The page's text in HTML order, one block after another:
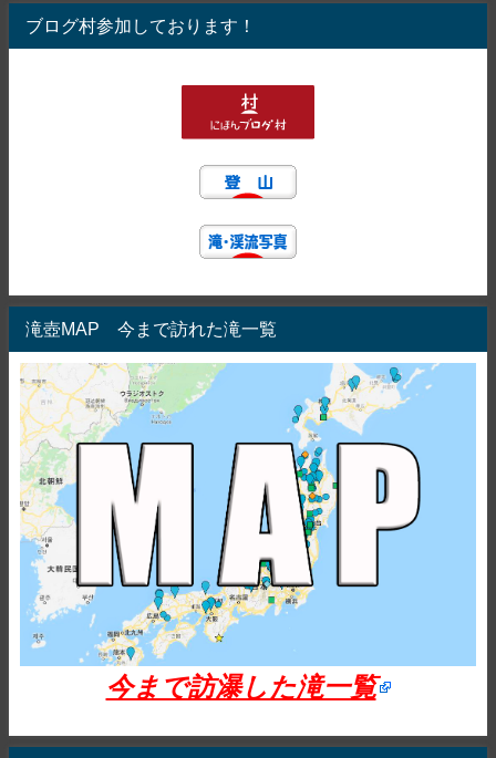
ブログ村参加しております！
滝壺MAP 今まで訪れた滝一覧
今まで訪瀑した滝一覧